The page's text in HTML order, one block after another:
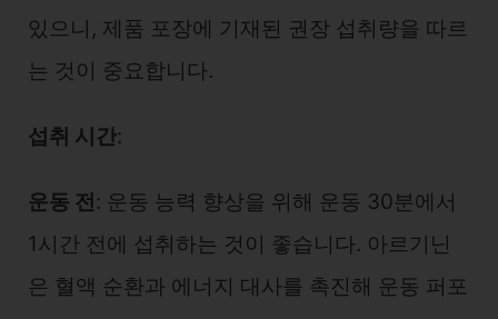
있으니, 제품 포장에 기재된 권장 섭취량을 따르
는 것이 중요합니다.
섭취 시간:
운동 전: 운동 능력 향상을 위해 운동 30분에서
1시간 전에 섭취하는 것이 좋습니다. 아르기닌
은 혈액 순환과 에너지 대사를 촉진해 운동 퍼포